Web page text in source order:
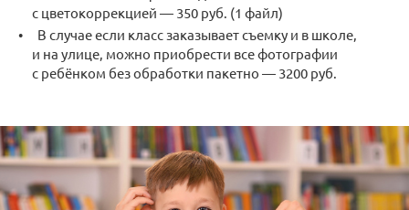
с цветокоррекцией — 350 руб. (1 файл)
В случае если класс заказывает съемку и в школе,
и на улице, можно приобрести все фотографии
с ребёнком без обработки пакетно — 3200 руб.